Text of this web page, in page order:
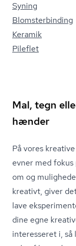
Syning
Blom­ster­bin­ding
Keramik
Pileflet
Mal, tegn
hænder
På vores
evner med
om og
kreativt, giver
lave
dine egne
interesseret i,